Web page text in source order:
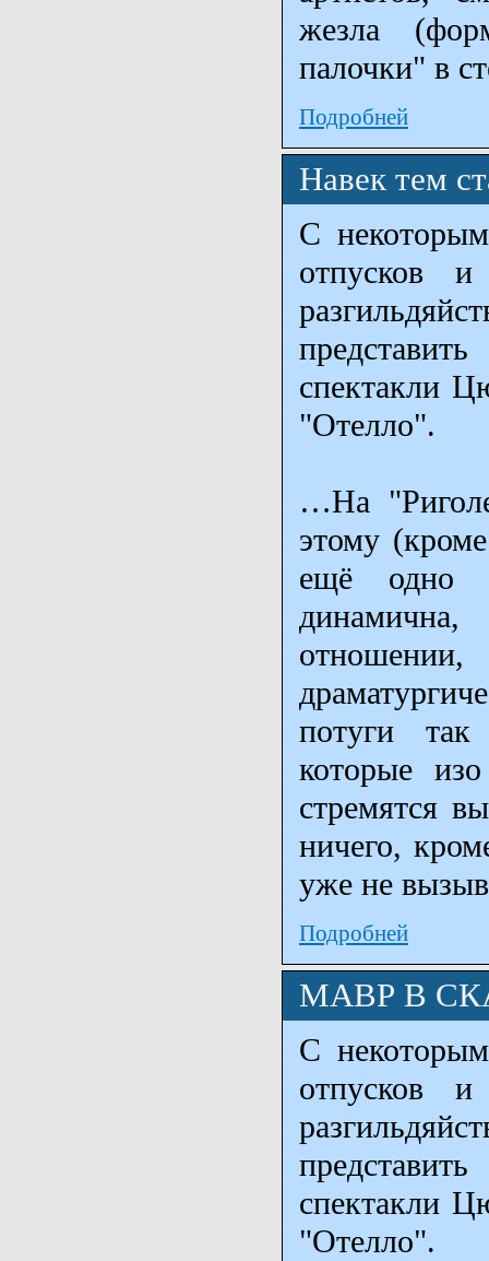
жезла
палочки" в
Подробней
Навек тем
С
отпусков
спектакли
"Отелло".
…На
этому
ещё одно
потуги так
которые
стремятся
ничего,
уже не
Подробней
МАВР В
С
отпусков
спектакли
"Отелло".